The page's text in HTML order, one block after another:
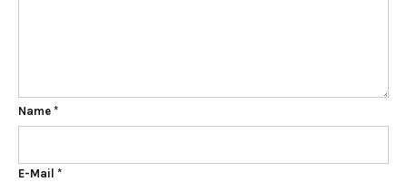
Name *
E-Mail *